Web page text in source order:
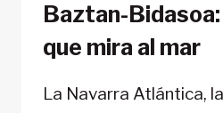
Baztan-
que mira al mar
La Navarra Atlántica,